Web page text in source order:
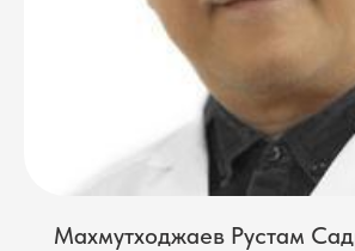
Махмутходжаев Рустам